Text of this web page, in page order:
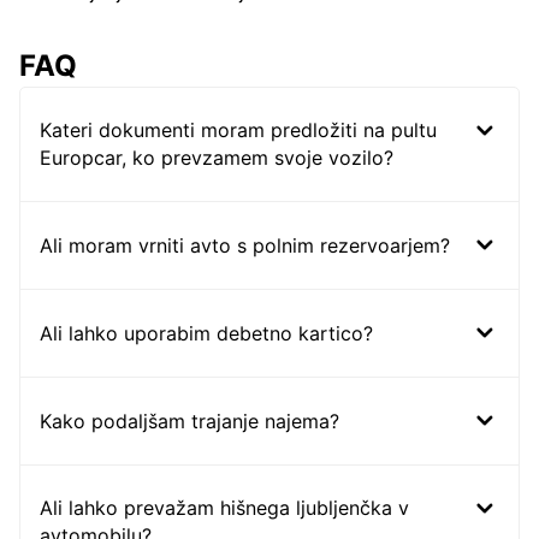
FAQ
Kateri dokumenti moram predložiti na pultu
Europcar, ko prevzamem svoje vozilo?
Ali moram vrniti avto s polnim rezervoarjem?
Ali lahko uporabim debetno kartico?
Kako podaljšam trajanje najema?
Ali lahko prevažam hišnega ljubljenčka v